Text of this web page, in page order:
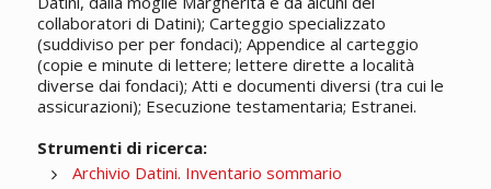
collaboratori di Datini); Carteggio specializzato
(suddiviso per per fondaci); Appendice al carteggio
(copie e minute di lettere; lettere dirette a località
diverse dai fondaci); Atti e documenti diversi (tra cui le
assicurazioni); Esecuzione testamentaria; Estranei.
Strumenti di ricerca:
Archivio Datini. Inventario sommario